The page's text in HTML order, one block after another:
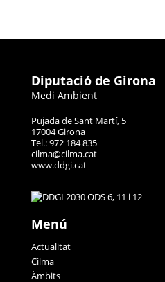
Diputació de Girona
Medi Ambient
Pujada de Sant Martí, 5
17004 Girona
Tel.: 972 184 835
cilma@cilma.cat
www.ddgi.cat
Menú
Actualitat
Cilma
Àmbits